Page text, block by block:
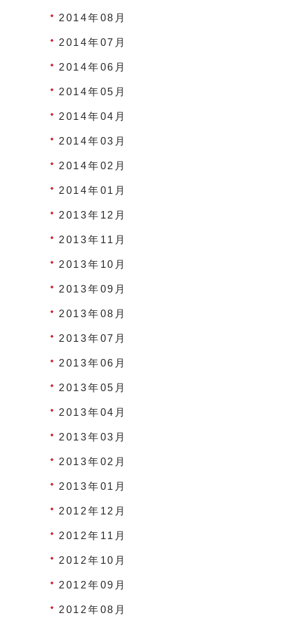
2014年08月
2014年07月
2014年06月
2014年05月
2014年04月
2014年03月
2014年02月
2014年01月
2013年12月
2013年11月
2013年10月
2013年09月
2013年08月
2013年07月
2013年06月
2013年05月
2013年04月
2013年03月
2013年02月
2013年01月
2012年12月
2012年11月
2012年10月
2012年09月
2012年08月